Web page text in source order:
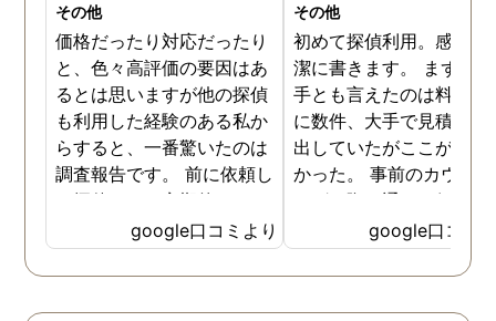
その他
価格だったり対応だったり
と、色々高評価の要因はあ
るとは思いますが他の探偵
も利用した経験のある私か
らすると、一番驚いたのは
調査報告です。 前に依頼し
た探偵では、定期的にまと
めて報告がくる為なかなか
実際の現状を把握するのが
難しかったですが、ここは
google口コミより
その他
初めて探偵利用。感想を
潔に書きます。 まず、
手とも言えたのは料金。
に数件、大手で見積もり
出していたがここが一番
かった。 事前のカウン
ングの際の通りの価格で
途中での追加料金なども
く安心してお任せできた
由のひとつ。 かと言っ
google口コミ